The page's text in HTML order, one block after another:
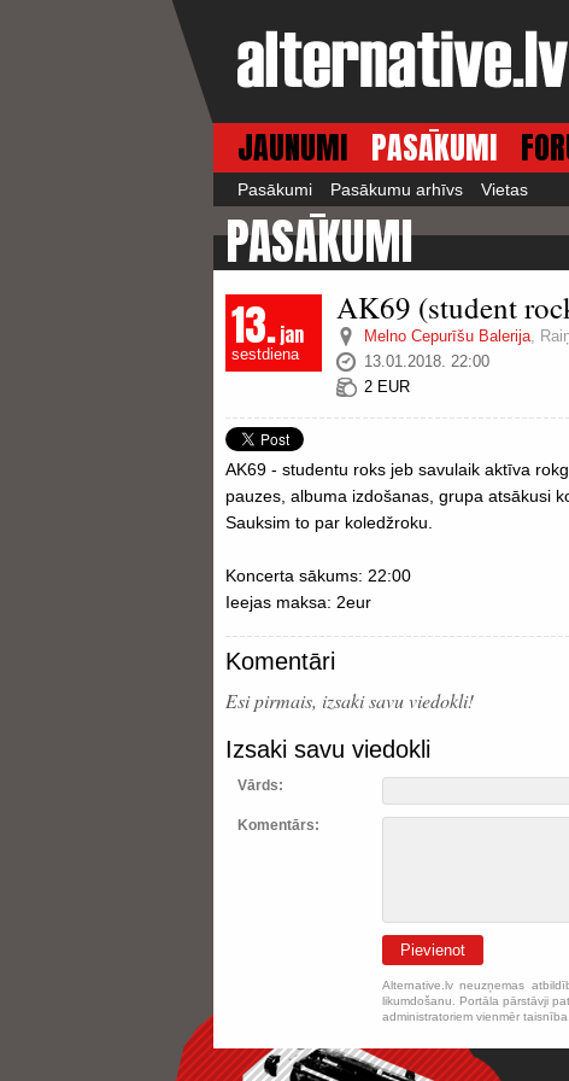
JAUNUMI PASĀKUMI
Pasākumi Pasākumu arhīvs Vietas
PASĀKUMI
13.jan
sestdiena
AK69 (student
Melno Cepurīšu Balerija,
13.01.2018. 22:00
2 EUR
AK69 - studentu roks jeb savulaik aktīva
pauzes, albuma izdošanas, grupa atsākusi
Sauksim to par koledžroku.
Koncerta sākums: 22:00
Ieejas maksa: 2eur
Komentāri
Esi pirmais, izsaki savu viedokli!
Izsaki savu viedokli
Vārds:
Komentārs:
Pievienot
Alternative.lv neuzņemas
likumdošanu. Portāla pārstāvji
administratoriem vienmēr taisnība.